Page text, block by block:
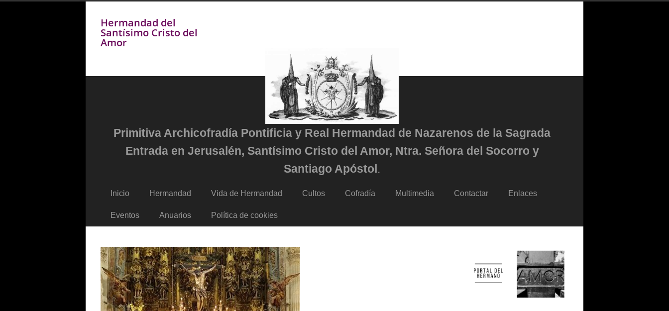
Hermandad del
Santísimo Cristo del
Amor
Primitiva Archicofradía Pontificia y Real Hermandad de Nazarenos de la Sagrada
Entrada en Jerusalén, Santísimo Cristo del Amor, Ntra. Señora del Socorro y
Santiago Apóstol.
Inicio Hermandad Vida de Hermandad Cultos Cofradía Multimedia Contactar Enlaces
Eventos Anuarios Política de cookies